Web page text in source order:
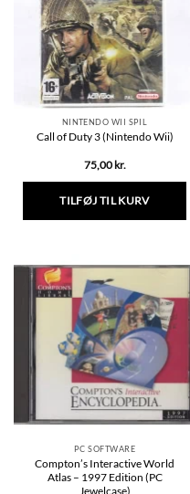
NINTENDO WII SPIL
Call of Duty 3 (Nintendo Wii)
75,00 kr.
TILFØJ TIL KURV
PC SOFTWARE
Compton’s Interactive World
Atlas – 1997 Edition (PC
Jewelcase)